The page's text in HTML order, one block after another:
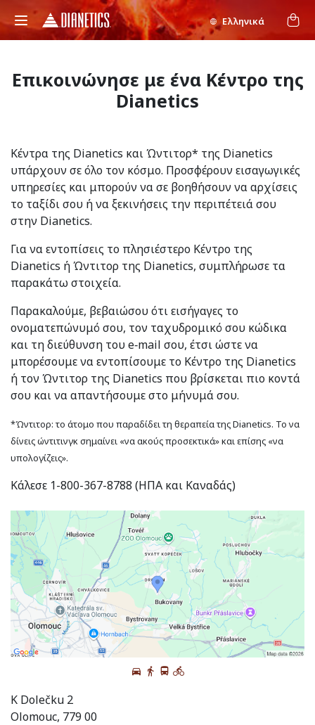
Ελληνικά
Επικοινώνησε με ένα Κέντρο της
Dianetics
Κέντρα της Dianetics και Ώντιτορ* της Dianetics
υπάρχουν σε όλο τον κόσμο. Προσφέρουν εισαγωγικές
υπηρεσίες και μπορούν να σε βοηθήσουν να αρχίσεις
το ταξίδι σου ή να ξεκινήσεις την περιπέτειά σου
στην Dianetics.
Για να εντοπίσεις το πλησιέστερο Κέντρο της
Dianetics ή Ώντιτορ της Dianetics, συμπλήρωσε τα
παρακάτω στοιχεία.
Παρακαλούμε, βεβαιώσου ότι εισήγαγες το
ονοματεπώνυμό σου, τον ταχυδρομικό σου κώδικα
και τη διεύθυνση του e‑mail σου, έτσι ώστε να
μπορέσουμε να εντοπίσουμε το Κέντρο της Dianetics
ή τον Ώντιτορ της Dianetics που βρίσκεται πιο κοντά
σου και να απαντήσουμε στο μήνυμά σου.
*Ώντιτορ: το άτομο που παραδίδει τη θεραπεία της Dianetics. Το να
δίνεις ώντιτινγκ σημαίνει «να ακούς προσεκτικά» και επίσης «να
υπολογίζεις».
Κάλεσε 1-800-367-8788 (ΗΠΑ και Καναδάς)
K Dolečku 2
Olomouc, 779 00